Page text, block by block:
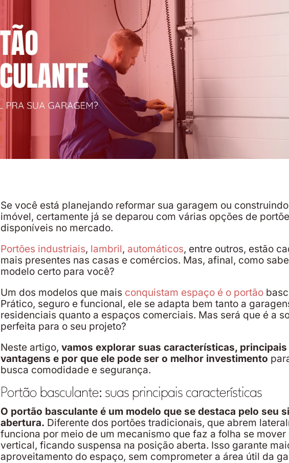
Se você está planejando reformar sua garagem ou
imóvel, certamente já se deparou com várias opções de
disponíveis no mercado.
Portões industriais, lambril, automáticos, entre outros, estão
mais presentes nas casas e comércios. Mas, afinal, como
modelo certo para você?
Um dos modelos que mais conquistam espaço é o portão
Prático, seguro e funcional, ele se adapta bem tanto a
residenciais quanto a espaços comerciais. Mas será que é a
perfeita para o seu projeto?
Neste artigo, vamos explorar suas características, principais
vantagens e por que ele pode ser o melhor investimento
busca comodidade e segurança.
Portão basculante: suas principais características
O portão basculante é um modelo que se destaca pelo seu
abertura. Diferente dos portões tradicionais, que abrem
funciona por meio de um mecanismo que faz a folha se mover
vertical, ficando suspensa na posição aberta. Isso garante
aproveitamento do espaço, sem comprometer a área útil da